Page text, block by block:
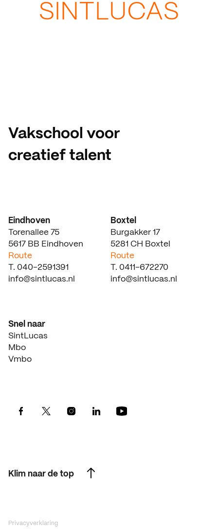
SINTLUCAS
Vakschool voor
creatief talent
Klim naar de top
Eindhoven
Torenallee 75
5617 BB Eindhoven
Route
T. 040-2591391
info@sintlucas.nl
Boxtel
Burgakker 17
5281 CH Boxtel
Route
T. 0411-672270
info@sintlucas.nl
Snel naar
SintLucas
Mbo
Vmbo
Privacyverklaring